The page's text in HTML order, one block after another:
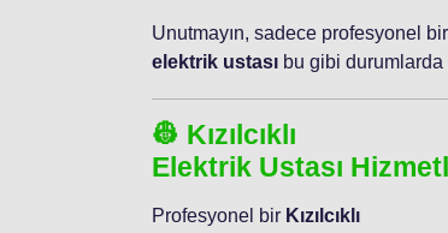
Unutmayın, sadece profesyonel bir
elektrik ustası bu gibi
👷 Kızılcıklı
Elektrik Ustası
Profesyonel bir Kızılcıklı